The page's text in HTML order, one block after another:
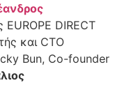
DIRECT
και CTO
Bun, Co-founder